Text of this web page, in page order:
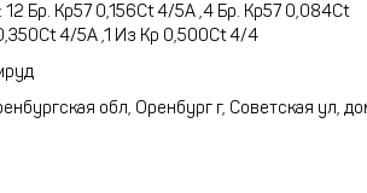
: 12 Бр. Кр57 0,156Ct 4/5А ,4 Бр. Кр57 0,084Ct
4/5А ,1 Из Кр 0,500Ct 4/4
обл, Оренбург г, Советская ул,